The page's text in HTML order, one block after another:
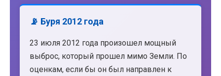
📡 Буря 2012 года
23 июля 2012 года произошел мощный
выброс, который прошел мимо Земли. По
оценкам, если бы он был направлен к